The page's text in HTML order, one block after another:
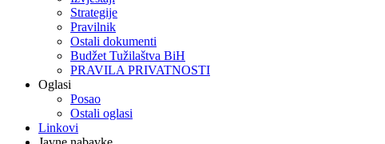
Strategije
Pravilnik
Ostali dokumenti
Budžet Tužilaštva BiH
PRAVILA PRIVATNOSTI
Oglasi
Posao
Ostali oglasi
Linkovi